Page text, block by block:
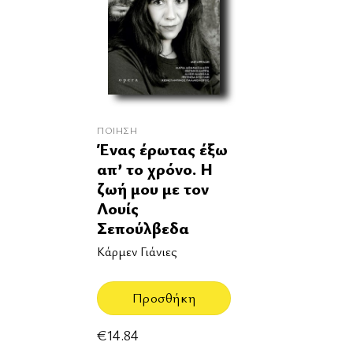
ΠΟΊΗΣΗ
Ένας έρωτας έξω
απ’ το χρόνο. Η
ζωή μου με τον
Λουίς
Σεπούλβεδα
Κάρμεν Γιάνιες
Προσθήκη
€14.84